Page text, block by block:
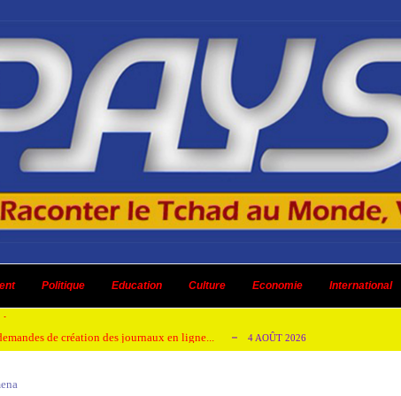
Politique Education Culture Economie International
AOÛT 2026
honorer son ancien leader 2 AOÛT 2026
de création des journaux en ligne... 4 AOÛT 2026
un dividende ni une quelconque plus-...